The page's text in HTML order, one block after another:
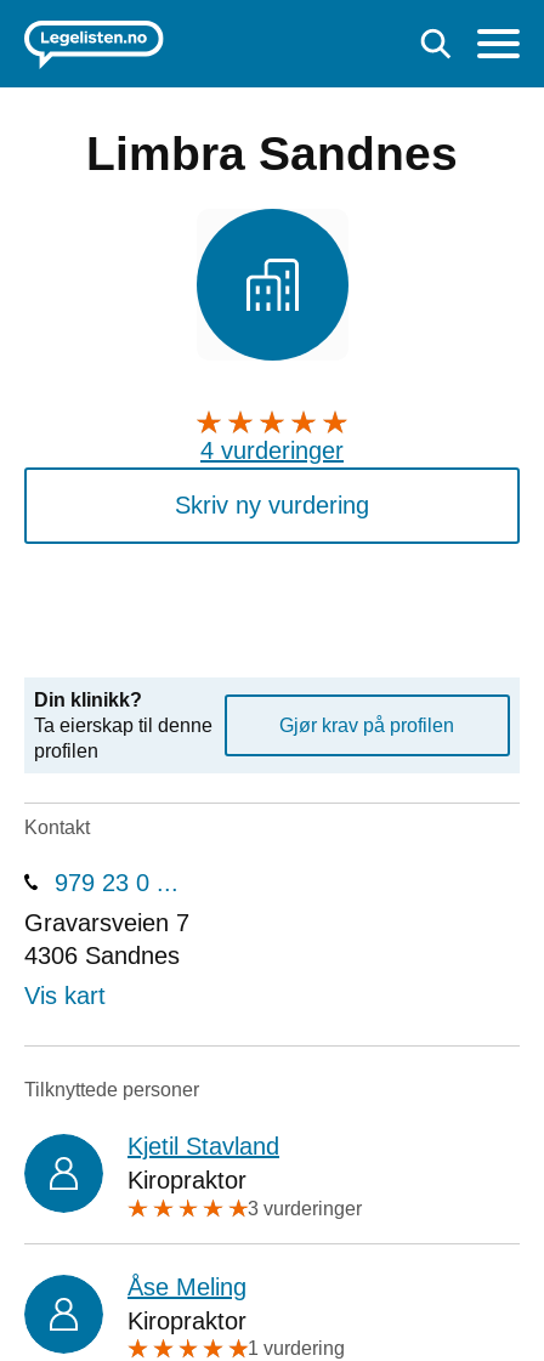
Limbra Sandnes
4 vurderinger
Skriv ny vurdering
Din klinikk?
Ta eierskap til denne
profilen
Gjør krav på profilen
Kontakt
979 23 0 ...
Gravarsveien 7
4306 Sandnes
Vis kart
Tilknyttede personer
Kjetil Stavland
Kiropraktor
3 vurderinger
Åse Meling
Kiropraktor
1 vurdering